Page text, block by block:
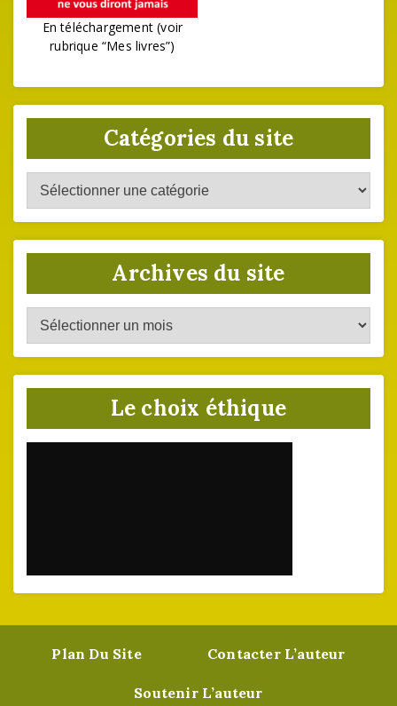
En téléchargement (voir
rubrique “Mes livres”)
Catégories du site
Catégories
du
site
Archives du site
Archives
du
site
Le choix éthique
Plan Du Site Contacter L’auteur
Soutenir L’auteur